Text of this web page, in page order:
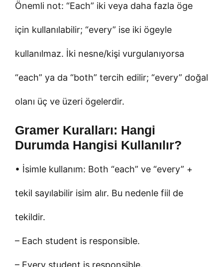
Önemli not: “Each” iki veya daha fazla öge
için kullanılabilir; “every” ise iki ögeyle
kullanılmaz. İki nesne/kişi vurgulanıyorsa
“each” ya da “both” tercih edilir; “every” doğal
olanı üç ve üzeri ögelerdir.
Gramer Kuralları: Hangi
Durumda Hangisi Kullanılır?
• İsimle kullanım: Both “each” ve “every” +
tekil sayılabilir isim alır. Bu nedenle fiil de
tekildir.
– Each student is responsible.
– Every student is responsible.